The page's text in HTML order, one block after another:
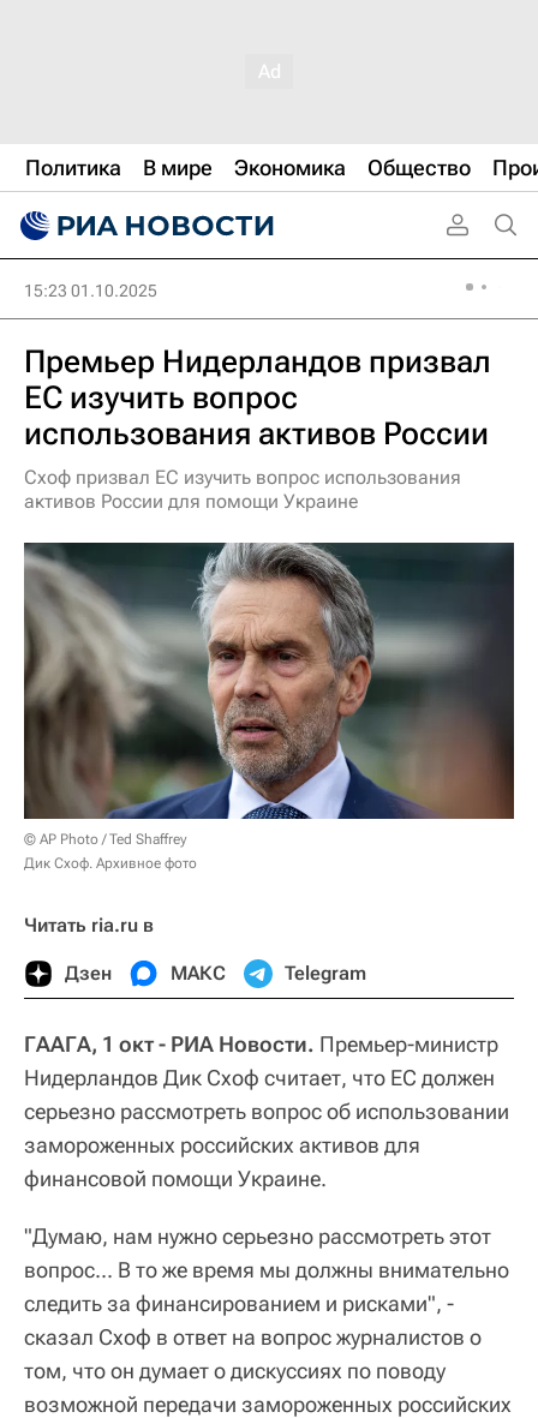
Политика В мире Экономика Общество
15:23 01.10.2025
Премьер Нидерландов призвал
ЕС изучить вопрос
использования активов России
Схоф призвал ЕС изучить вопрос использования
активов России для помощи Украине
© AP Photo / Ted Shaffrey
Дик Схоф. Архивное фото
Читать ria.ru в
Дзен МАКС Telegram
ГААГА, 1 окт - РИА Новости. Премьер-министр
Нидерландов Дик Схоф считает, что ЕС должен
серьезно рассмотреть вопрос об использовании
замороженных российских активов для
финансовой помощи Украине.
"Думаю, нам нужно серьезно рассмотреть этот
вопрос... В то же время мы должны внимательно
следить за финансированием и рисками", -
сказал Схоф в ответ на вопрос журналистов о
том, что он думает о дискуссиях по поводу
возможной передачи замороженных российских